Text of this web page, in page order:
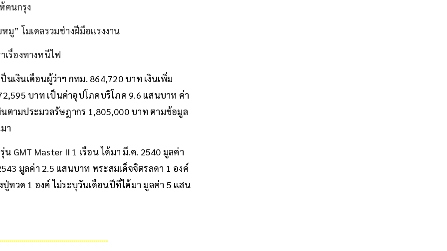
คนกรุง
” โมเดลรวมช่างฝีมือแรงงาน
เรื่องทางหนีไฟ
เงินเดือนผู้ว่าฯ กทม. 864,720 บาท เงินเพิ่ม
บาท เป็นค่าอุปโภคบริโภค 9.6 แสนบาท ค่า
ตามประมวลรัษฎากร 1,805,000 บาท ตามข้อมูล
า
GMT Master II 1 เรือน ได้มา มี.ค. 2540 มูลค่า
มูลค่า 2.5 แสนบาท พระสมเด็จจิตรลดา 1 องค์
ทวด 1 องค์ ไม่ระบุวันเดือนปีที่ได้มา มูลค่า 5 แสน